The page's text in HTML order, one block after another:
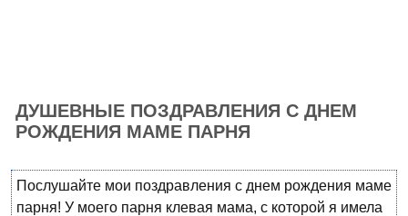
ДУШЕВНЫЕ ПОЗДРАВЛЕНИЯ С ДНЕМ
РОЖДЕНИЯ МАМЕ ПАРНЯ
Послушайте мои поздравления с днем рождения маме
парня! У моего парня клевая мама, с которой я имела